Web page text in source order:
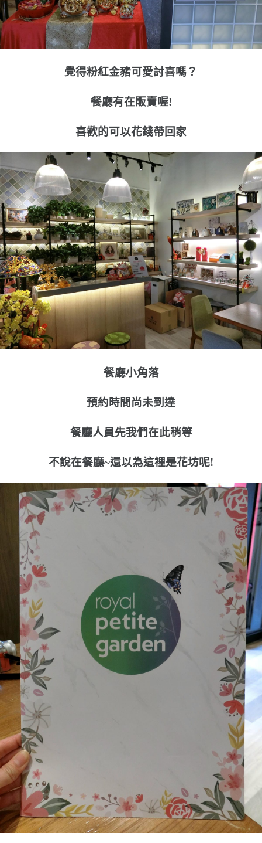
覺得粉紅金豬可愛討喜嗎？
餐廳有在販賣喔!
喜歡的可以花錢帶回家
餐廳小角落
預約時間尚未到達
餐廳人員先我們在此稍等
不說在餐廳~還以為這裡是花坊呢!